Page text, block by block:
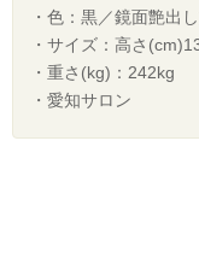
・色：黒／鏡面艶出
・サイズ：高さ
・重さ(kg)：242kg
・愛知サロン